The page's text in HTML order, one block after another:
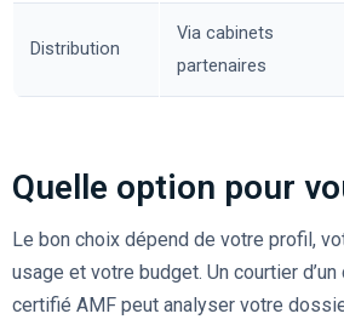
Distribution
Via cabinets
partenaires
Quelle option pour
Le bon choix dépend de votre profil,
usage et votre budget. Un courtier
certifié AMF peut analyser votre